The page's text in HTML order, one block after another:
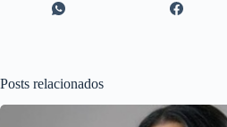
Posts relacionados